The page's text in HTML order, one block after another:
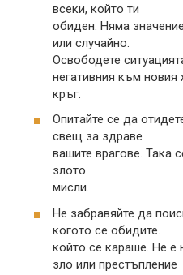
всеки, който ти
обиден. Няма
или случайно.
Освободете
негативния към новия
кръг.
Опитайте се да
свещ за здраве
вашите врагове. Така
злото
мисли.
Не забравяйте да
когото се обидите.
който се караше. Не
зло или престъпление